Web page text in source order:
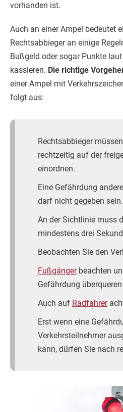
vorhanden ist.
Auch an einer Ampel bedeutet
Rechtsabbieger an einige
Bußgeld oder sogar Punkte
kassieren. Die richtige
einer Ampel mit
folgt aus:
Rechtsabbieger
rechtzeitig auf der
einordnen.
Eine Gefährdung
darf nicht gegeben sein.
An der Sichtlinie muss
mindestens drei
Beobachten Sie den
Fußgängerbeachten
Gefährdung
Auch auf Radfahrer
Erst wenn eine
Verkehrsteilnehmer
kann, dürfen Sie nach